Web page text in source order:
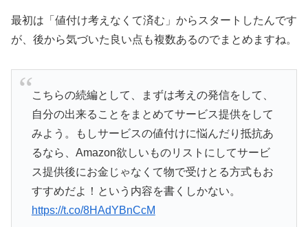
最初は「値付け考えなくて済む」からスタートしたんです
が、後から気づいた良い点も複数あるのでまとめますね。
こちらの続編として、まずは考えの発信をして、
自分の出来ることをまとめてサービス提供をして
みよう。もしサービスの値付けに悩んだり抵抗あ
るなら、Amazon欲しいものリストにしてサービ
ス提供後にお金じゃなくて物で受けとる方式もお
すすめだよ！という内容を書くしかない。
https://t.co/8HAdYBnCcM